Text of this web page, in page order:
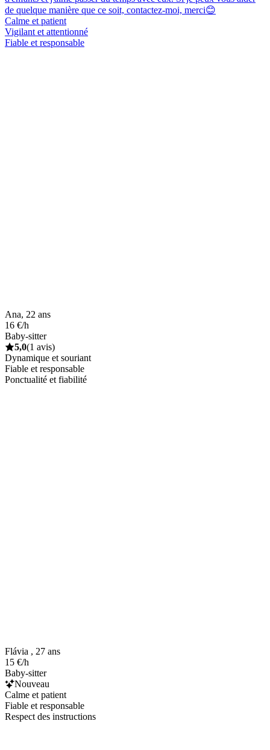
de quelque manière que ce soit, contactez-moi, merci😊
Calme et patient
Vigilant et attentionné
Fiable et responsable
Ana, 22 ans
16 €/h
Baby-sitter
5,0(1 avis)
Dynamique et souriant
Fiable et responsable
Ponctualité et fiabilité
Flávia , 27 ans
15 €/h
Baby-sitter
Nouveau
Calme et patient
Fiable et responsable
Respect des instructions